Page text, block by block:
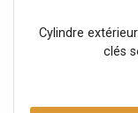
Cylindre
clés